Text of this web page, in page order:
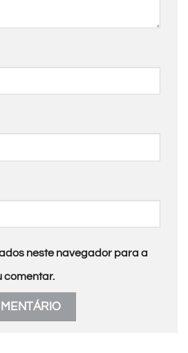
neste navegador para a
comentar.